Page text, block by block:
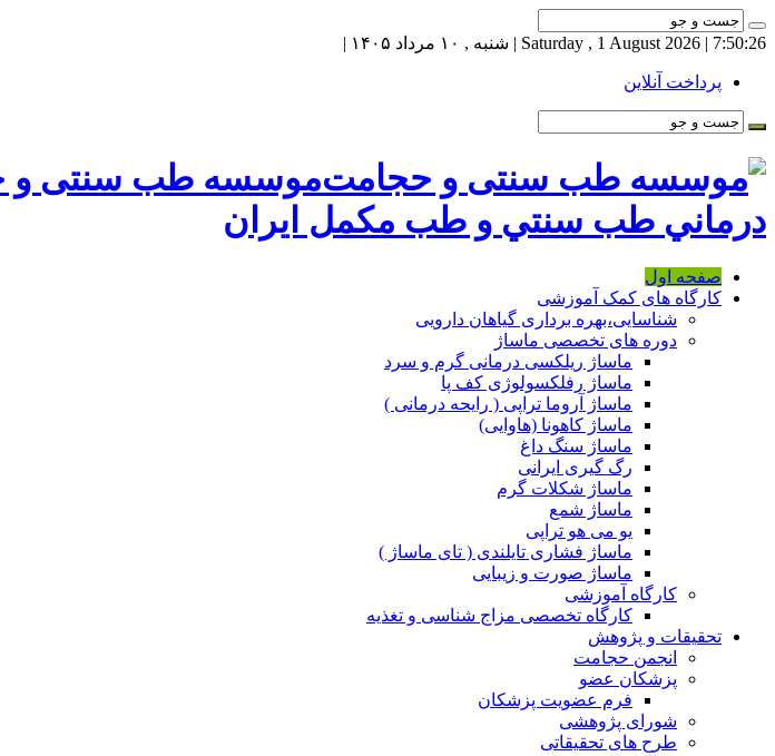
7:50:27 | Saturday , 1 August 2026 | شنبه , ۱۰ مرداد ۱۴۰۵ |
پرداخت آنلاین
موسسه طب سنتی و
درماني طب سنتي و طب مكمل ايران
صفحه اول
کارگاه های کمک آموزشی
شناسایی،بهره برداری گیاهان دارویی
دوره های تخصصی ماساژ
ماساژ ریلکسی درمانی گرم و سرد
ماساژ رفلکسولوژی کف پا
ماساژ آروما تراپی ( رایحه درمانی )
ماساژ کاهونا (هاوایی)
ماساژ سنگ داغ
رگ گیری ایرانی
ماساژ شکلات گرم
ماساژ شمع
یو می هو تراپی
ماساژ فشاری تایلندی ( تای ماساژ )
ماساژ صورت و زیبایی
کارگاه آموزشی
کارگاه تخصصی مزاج شناسی و تغذیه
تحقیقات و پژوهش
انجمن حجامت
پزشکان عضو
فرم عضویت پزشکان
شورای پژوهشی
طرح های تحقیقاتی